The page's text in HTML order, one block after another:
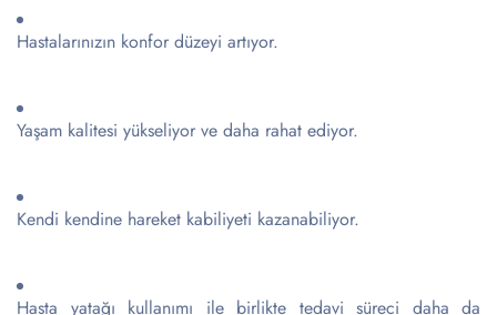
Hastalarınızın konfor düzeyi artıyor.
Yaşam kalitesi yükseliyor ve daha rahat ediyor.
Kendi kendine hareket kabiliyeti kazanabiliyor.
Hasta yatağı kullanımı ile birlikte tedavi süreci daha da